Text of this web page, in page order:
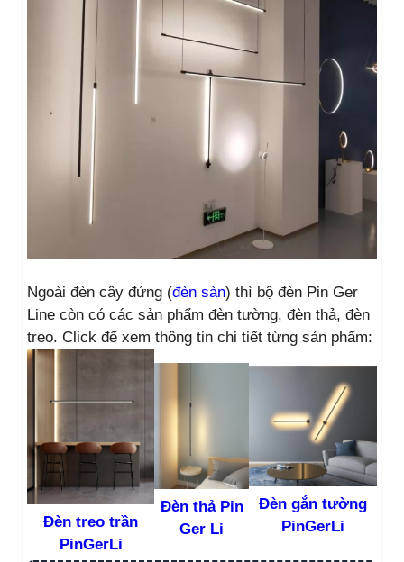
Ngoài đèn cây đứng (đèn sàn) thì bộ đèn Pin Ger
Line còn có các sản phẩm đèn tường, đèn thả, đèn
treo. Click để xem thông tin chi tiết từng sản phẩm:
Đèn treo trần
PinGerLi
Đèn thả Pin
Ger Li
Đèn gắn tường
PinGerLi